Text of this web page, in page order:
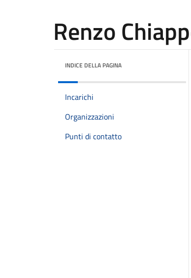
Renzo
INDICE DELLA PAGINA
Incarichi
Organizzazioni
Punti di contatto